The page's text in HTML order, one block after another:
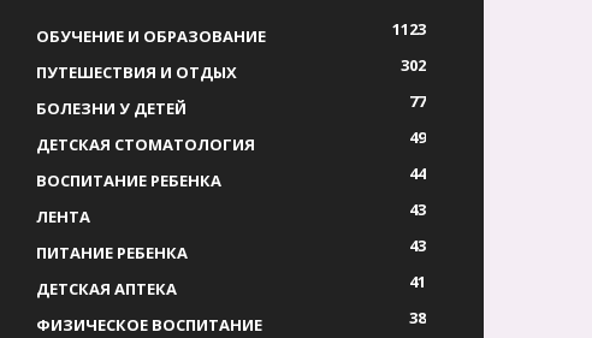
ОБУЧЕНИЕ И ОБРАЗОВАНИЕ
1123
ПУТЕШЕСТВИЯ И ОТДЫХ
302
БОЛЕЗНИ У ДЕТЕЙ
77
ДЕТСКАЯ СТОМАТОЛОГИЯ
49
ВОСПИТАНИЕ РЕБЕНКА
44
ЛЕНТА
43
ПИТАНИЕ РЕБЕНКА
43
ДЕТСКАЯ АПТЕКА
41
ФИЗИЧЕСКОЕ ВОСПИТАНИЕ
38